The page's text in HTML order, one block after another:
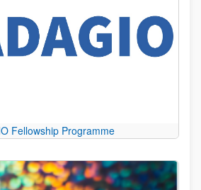
Fellowship Programme